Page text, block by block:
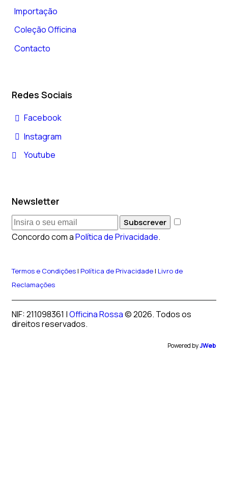
Importação
Coleção Officina
Contacto
Redes Sociais
Facebook
Instagram
Youtube
Newsletter
Subscrever
Concordo com aPolítica de Privacidade.
Termos e Condições| Política de Privacidade| Livro de
Reclamações
NIF: 211098361 |Officina Rossa© 2026. Todos os
direitos reservados.
Powered byJWeb